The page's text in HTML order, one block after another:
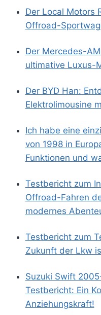
Der Local Motors
Offroad-
Der Mercedes-
ultimative Luxus-
Der BYD Han:
Elektrolimousine
Ich habe eine
von 1998 in
Funktionen und
Testbericht zum
Offroad-Fahren
modernes
Testbericht zum
Zukunft der Lkw
Suzuki Swift
Testbericht: Ein
Anziehungskraft!